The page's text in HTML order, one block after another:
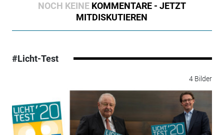
NOCH KEINE KOMMENTARE - JETZT
MITDISKUTIEREN
#Licht-Test
4 Bilder